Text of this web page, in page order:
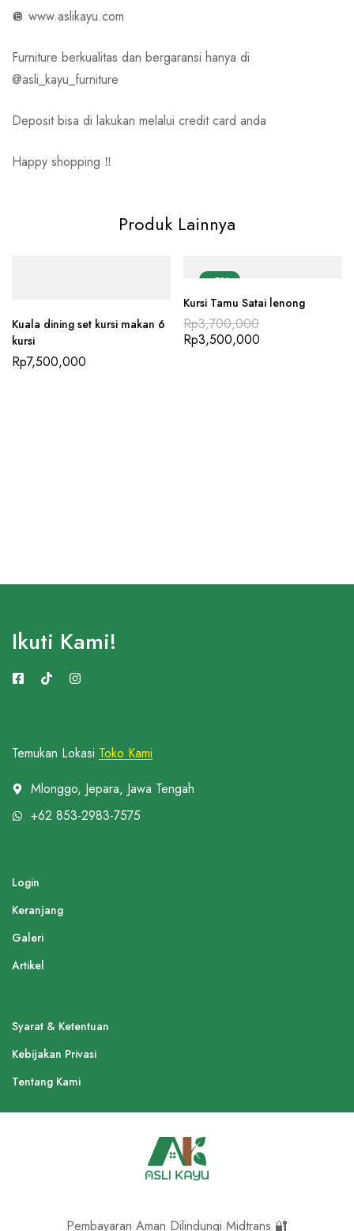
🪩 www.aslikayu.com
Furniture berkualitas dan bergaransi hanya di
@asli_kayu_furniture
Deposit bisa di lakukan melalui credit card anda
Happy shopping ‼️
Produk Lainnya
Kuala dining set kursi makan 6
kursi
Rp7,500,000
-5%
Kursi Tamu Satai lenong
Rp3,700,000
Rp3,500,000
Temukan Lokasi Toko Kami
Mlonggo, Jepara, Jawa Tengah
+62 853-2983-7575
Login
Keranjang
Galeri
Artikel
Syarat & Ketentuan
Kebijakan Privasi
Tentang Kami
Ikuti Kami!
Pembayaran Aman Dilindungi Midtrans 🔐